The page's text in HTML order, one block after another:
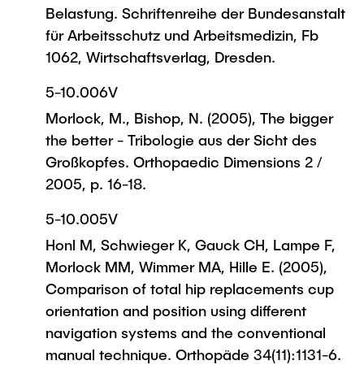
Belastung. Schriftenreihe der Bundesanstalt
für Arbeitsschutz und Arbeitsmedizin, Fb
1062, Wirtschaftsverlag, Dresden.
5-10.006V
Morlock, M., Bishop, N. (2005), The bigger
the better - Tribologie aus der Sicht des
Großkopfes. Orthopaedic Dimensions 2 /
2005, p. 16-18.
5-10.005V
Honl M, Schwieger K, Gauck CH, Lampe F,
Morlock MM, Wimmer MA, Hille E. (2005),
Comparison of total hip replacements cup
orientation and position using different
navigation systems and the conventional
manual technique. Orthopäde 34(11):1131-6.